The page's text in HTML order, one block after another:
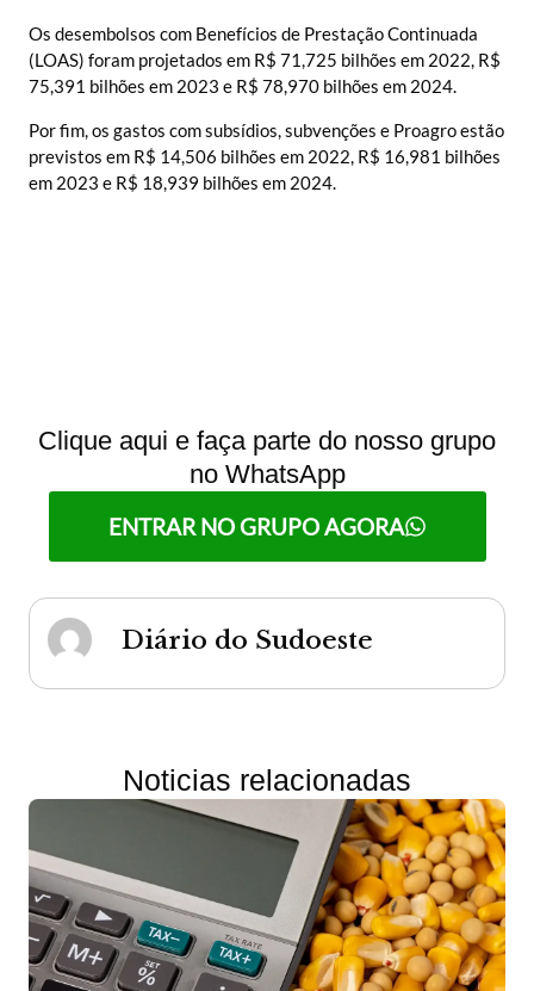
Os desembolsos com Benefícios de Prestação Continuada
(LOAS) foram projetados em R$ 71,725 bilhões em 2022, R$
75,391 bilhões em 2023 e R$ 78,970 bilhões em 2024.
Por fim, os gastos com subsídios, subvenções e Proagro estão
previstos em R$ 14,506 bilhões em 2022, R$ 16,981 bilhões
em 2023 e R$ 18,939 bilhões em 2024.
Clique aqui e faça parte do nosso grupo
no WhatsApp
ENTRAR NO GRUPO AGORA
Diário do Sudoeste
Noticias relacionadas